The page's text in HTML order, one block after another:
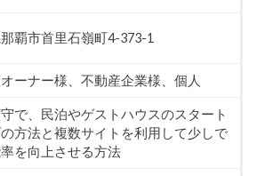
覇市首里石嶺町4-373-1
ーナー様、不動産企業様、個人
で、民泊やゲストハウスのスタート
方法と複数サイトを利用して少しで
を向上させる方法